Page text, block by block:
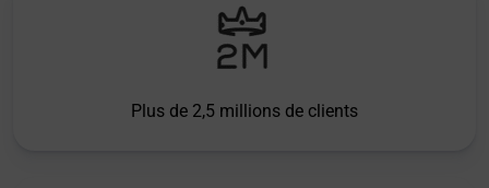
Plus de 2,5 millions de clients